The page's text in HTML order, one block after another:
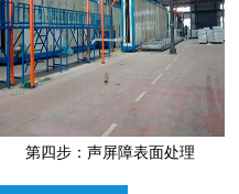
第四步：声屏障表面处理